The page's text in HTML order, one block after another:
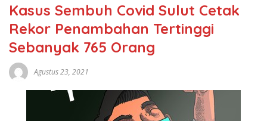
Kasus Sembuh Covid Sulut Cetak
Rekor Penambahan Tertinggi
Sebanyak 765 Orang
Agustus 23, 2021